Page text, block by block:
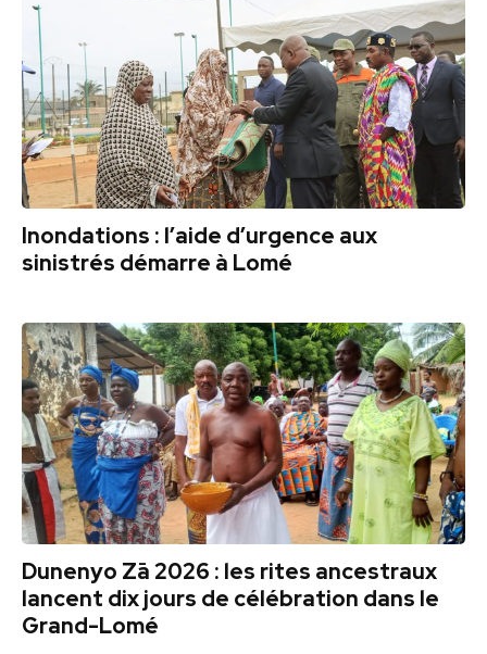
Inondations : l’aide d’urgence aux
sinistrés démarre à Lomé
Dunenyo Zā 2026 : les rites ancestraux
lancent dix jours de célébration dans le
Grand-Lomé